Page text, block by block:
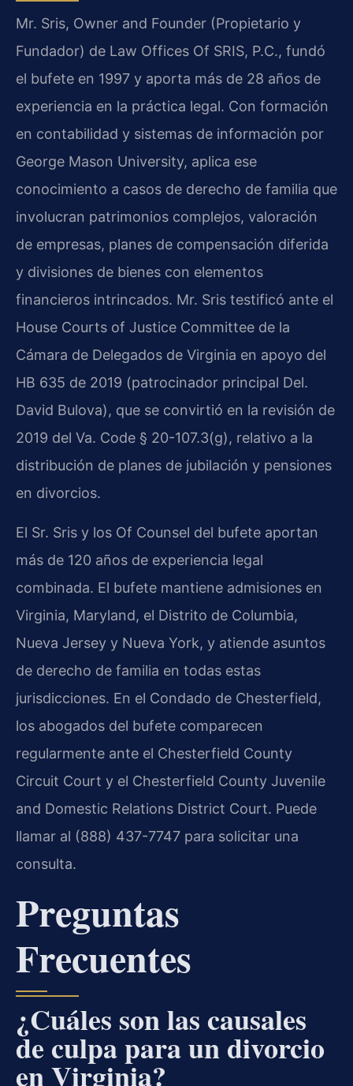
Mr. Sris, Owner and Founder (Propietario y
Fundador) de Law Offices Of SRIS, P.C., fundó
el bufete en 1997 y aporta más de 28 años de
experiencia en la práctica legal. Con formación
en contabilidad y sistemas de información por
George Mason University, aplica ese
conocimiento a casos de derecho de familia que
involucran patrimonios complejos, valoración
de empresas, planes de compensación diferida
y divisiones de bienes con elementos
financieros intrincados. Mr. Sris testificó ante el
House Courts of Justice Committee de la
Cámara de Delegados de Virginia en apoyo del
HB 635 de 2019 (patrocinador principal Del.
David Bulova), que se convirtió en la revisión de
2019 del Va. Code § 20-107.3(g), relativo a la
distribución de planes de jubilación y pensiones
en divorcios.
El Sr. Sris y los Of Counsel del bufete aportan
más de 120 años de experiencia legal
combinada. El bufete mantiene admisiones en
Virginia, Maryland, el Distrito de Columbia,
Nueva Jersey y Nueva York, y atiende asuntos
de derecho de familia en todas estas
jurisdicciones. En el Condado de Chesterfield,
los abogados del bufete comparecen
regularmente ante el Chesterfield County
Circuit Court y el Chesterfield County Juvenile
and Domestic Relations District Court. Puede
llamar al (888) 437-7747 para solicitar una
consulta.
Preguntas
Frecuentes
¿Cuáles son las causales
de culpa para un divorcio
en Virginia?